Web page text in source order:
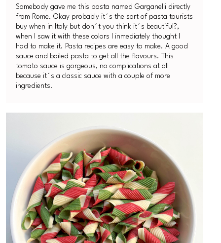
Somebody gave me this pasta named Garganelli directly
from Rome. Okay probably it´s the sort of pasta tourists
buy when in Italy but don´t you think it´s beautiful?,
when I saw it with these colors I inmediately thought I
had to make it. Pasta recipes are easy to make. A good
sauce and boiled pasta to get all the flavours. This
tomato sauce is gorgeous, no complications at all
because it´s a classic sauce with a couple of more
ingredients.